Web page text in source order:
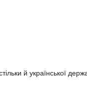
й української